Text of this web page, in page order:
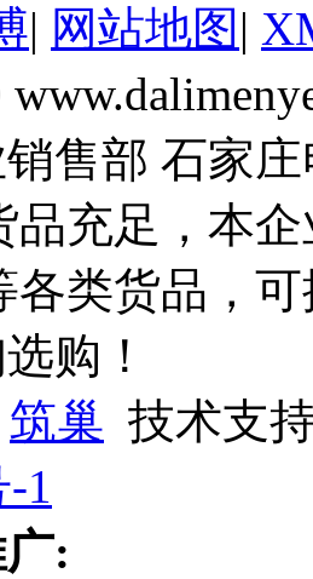
| 网站地图 |
售部 石家
品充足，本
各类货品，
购！
筑巢 技术支
1
: